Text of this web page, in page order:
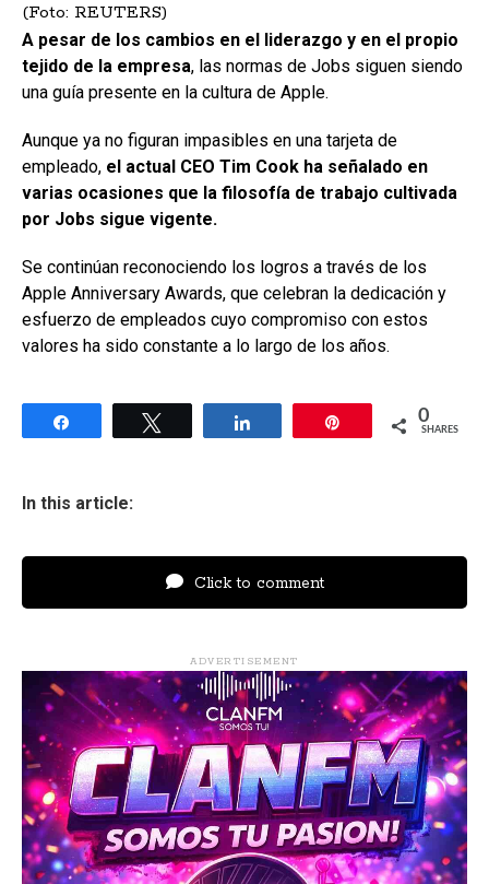
(Foto: REUTERS)
A pesar de los cambios en el liderazgo y en el propio
tejido de la empresa, las normas de Jobs siguen siendo
una guía presente en la cultura de Apple.
Aunque ya no figuran impasibles en una tarjeta de
empleado, el actual CEO Tim Cook ha señalado en
varias ocasiones que la filosofía de trabajo cultivada
por Jobs sigue vigente.
Se continúan reconociendo los logros a través de los
Apple Anniversary Awards, que celebran la dedicación y
esfuerzo de empleados cuyo compromiso con estos
valores ha sido constante a lo largo de los años.
0
SHARES
In this article:
Click to comment
ADVERTISEMENT